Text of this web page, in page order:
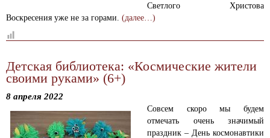
Светлого Христова
Воскресения уже не за горами. (далее…)
Детская библиотека: «Космические жители
своими руками» (6+)
8 апреля 2022
Совсем скоро мы будем
отмечать очень значимый
праздник – День космонавтики